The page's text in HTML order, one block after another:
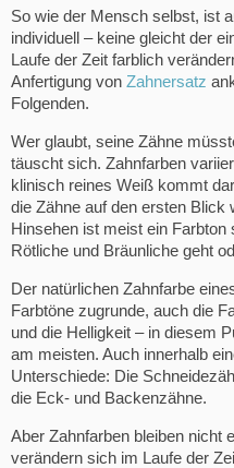
So wie der Mensch selbst, ist
individuell – keine gleicht der
Laufe der Zeit farblich
Anfertigung von Zahnersatz
Folgenden.
Wer glaubt, seine Zähne
täuscht sich. Zahnfarben
klinisch reines Weiß kommt
die Zähne auf den ersten Blick
Hinsehen ist meist ein
Rötliche und Bräunliche geht
Der natürlichen Zahnfarbe
Farbtöne zugrunde, auch die
und die Helligkeit – in diesem
am meisten. Auch innerhalb
Unterschiede: Die
die Eck- und Backenzähne.
Aber Zahnfarben bleiben nicht
verändern sich im Laufe der